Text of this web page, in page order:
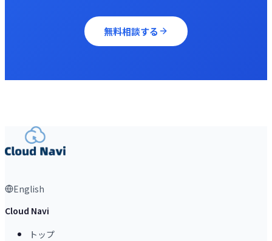
無料相談する
English
Cloud Navi
トップ